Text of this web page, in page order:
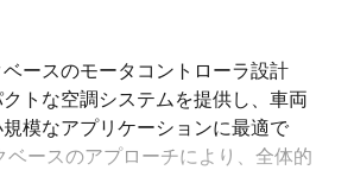
ースのモータコントローラ設計
トな空調システムを提供し、車両
模なアプリケーションに最適で
ベースのアプローチにより、全体的